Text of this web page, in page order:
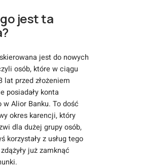
jest ta
jest do nowych
osób, które w ciągu
lat przed złożeniem
posiadały konta
w Alior Banku. To dość
okres karencji, który
dla dużej grupy osób,
korzystały z usług tego
już zamknąć